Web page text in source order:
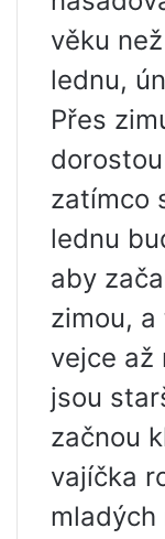
věku
lednu,
Přes
zatímco
lednu
aby
zimou,
vejce až
jsou
začnou
vajíčka
mladých